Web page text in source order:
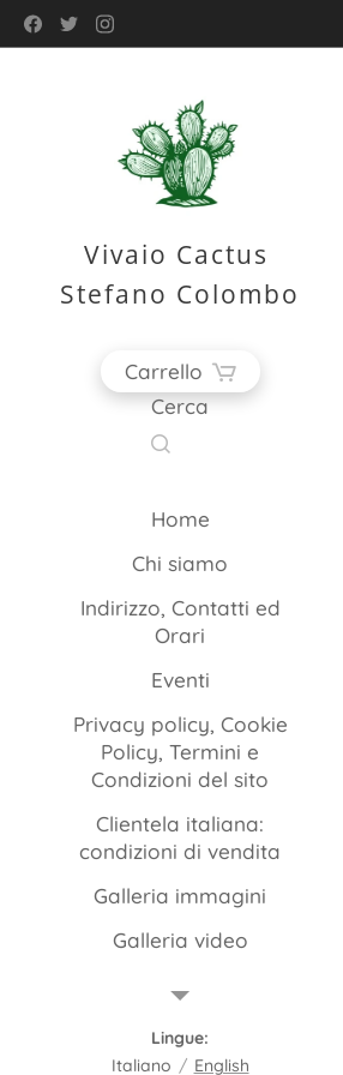
Vivaio Cactus
Stefano Colombo
Carrello
Cerca
Home
Chi siamo
Indirizzo, Contatti ed
Orari
Eventi
Privacy policy, Cookie
Policy, Termini e
Condizioni del sito
Clientela italiana:
condizioni di vendita
Galleria immagini
Galleria video
FAQ
Lingue
Italiano
English